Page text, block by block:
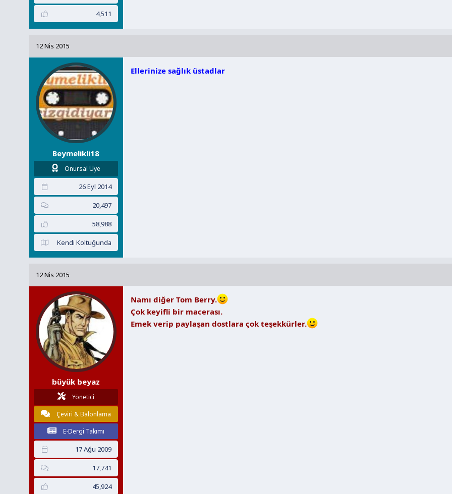
4,511
12 Nis 2015
Beymelikli18
Onursal Üye
26 Eyl 2014
20,497
58,988
Kendi Koltuğunda
Ellerinize sağlık üstadlar
12 Nis 2015
büyük beyaz
Yönetici
Çeviri & Balonlama
E-Dergi Takımı
17 Ağu 2009
17,741
45,924
Namı diğer Tom Berry.
Çok keyifli bir macerası.
Emek verip paylaşan dostlara çok teşekkürler.